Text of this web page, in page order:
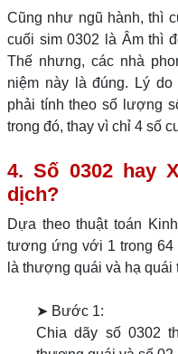
Cũng như ngũ hành, thì
cuối sim 0302 là Âm thì
Thế nhưng, các nhà
niệm này là đúng. Lý
phải tính theo số lượng
trong đó, thay vì chỉ 4 số
4. Số 0302 hay
dịch?
Dựa theo thuật toán
tương ứng với 1 trong
là thượng quái và hạ
➤ Bước 1:
Chia dãy số 0302